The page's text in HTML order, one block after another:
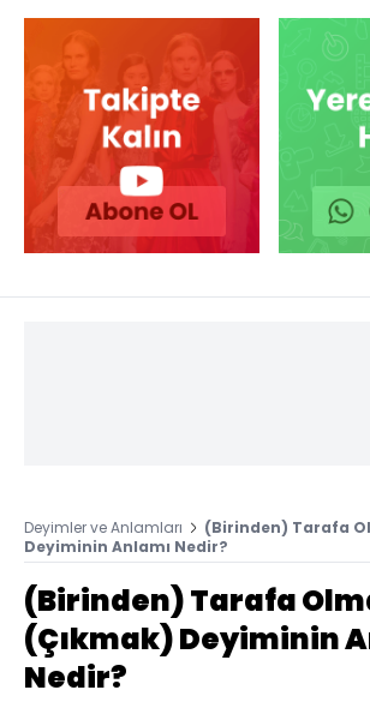
Deyimler ve Anlamları
(Birinden) Tarafa
Deyiminin Anlamı Nedir?
(Birinden) Tarafa
(Çıkmak) Deyiminin
Nedir?